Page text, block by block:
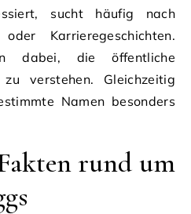
sucht häufig nach
Karrieregeschichten.
dabei, die öffentliche
verstehen. Gleichzeitig
Namen besonders
rund um